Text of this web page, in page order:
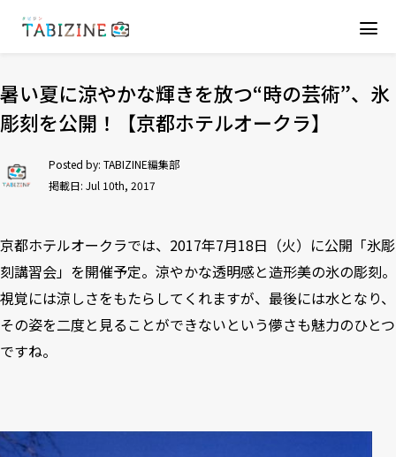
暑い夏に涼やかな輝きを放つ“時の芸術”、氷
彫刻を公開！【京都ホテルオークラ】
Posted by: TABIZINE編集部
掲載日: Jul 10th, 2017
京都ホテルオークラでは、2017年7月18日（火）に公開「氷彫
刻講習会」を開催予定。涼やかな透明感と造形美の氷の彫刻。
視覚には涼しさをもたらしてくれますが、最後には水となり、
その姿を二度と見ることができないという儚さも魅力のひとつ
ですね。